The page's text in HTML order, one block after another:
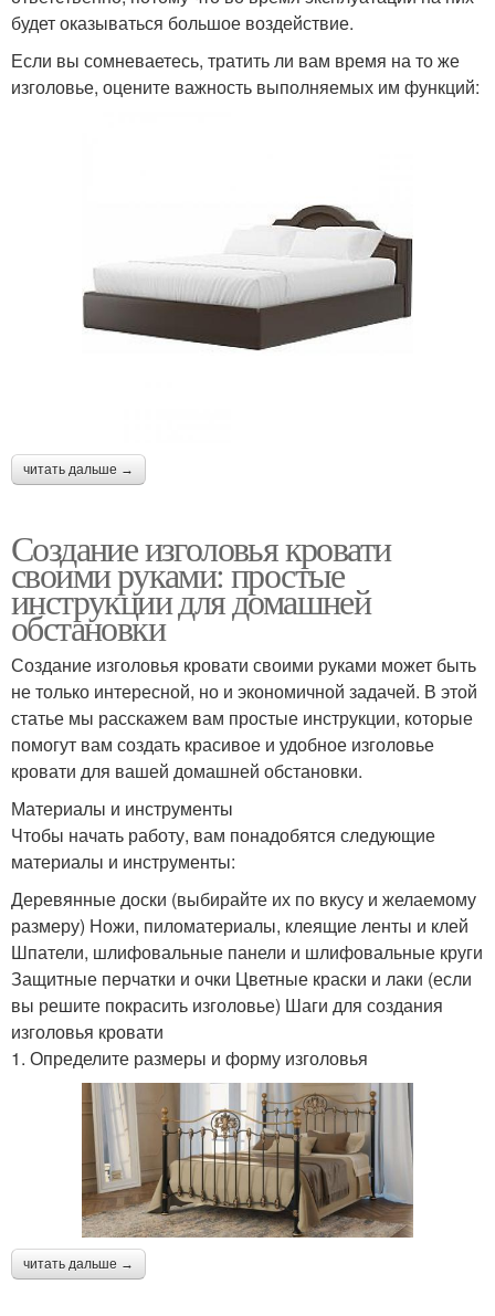
будет оказываться большое воздействие.
Если вы сомневаетесь, тратить ли вам время на то же
изголовье, оцените важность выполняемых им функций:
читать дальше →
Создание изголовья кровати
своими руками: простые
инструкции для домашней
обстановки
Создание изголовья кровати своими руками может быть
не только интересной, но и экономичной задачей. В этой
статье мы расскажем вам простые инструкции, которые
помогут вам создать красивое и удобное изголовье
кровати для вашей домашней обстановки.
Материалы и инструменты
Чтобы начать работу, вам понадобятся следующие
материалы и инструменты:
Деревянные доски (выбирайте их по вкусу и желаемому
размеру) Ножи, пиломатериалы, клеящие ленты и клей
Шпатели, шлифовальные панели и шлифовальные круги
Защитные перчатки и очки Цветные краски и лаки (если
вы решите покрасить изголовье) Шаги для создания
изголовья кровати
1. Определите размеры и форму изголовья
читать дальше →